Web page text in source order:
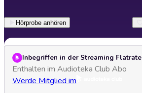
Hörprobe anhören
Inbegriffen in der Streaming Flatrate
Enthalten im Audioteka Club Abo
Werde Mitglied im